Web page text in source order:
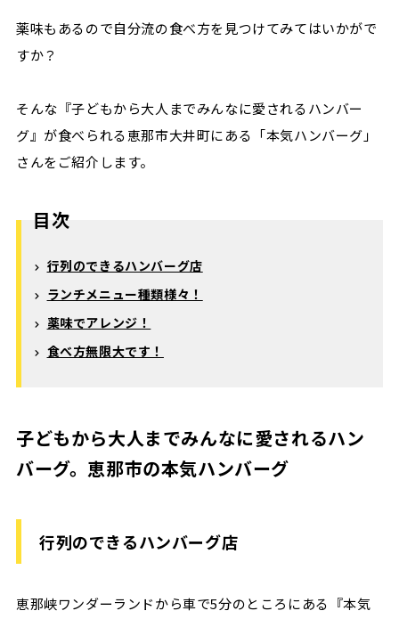
薬味もあるので自分流の食べ方を見つけてみてはいかがで
すか？
そんな『子どもから大人までみんなに愛されるハンバー
グ』が食べられる恵那市大井町にある「本気ハンバーグ」
さんをご紹介します。
目次
行列のできるハンバーグ店
ランチメニュー種類様々！
薬味でアレンジ！
食べ方無限大です！
子どもから大人までみんなに愛されるハン
バーグ。恵那市の本気ハンバーグ
行列のできるハンバーグ店
恵那峡ワンダーランドから車で5分のところにある『本気